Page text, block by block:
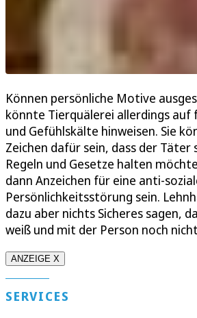
Können persönliche Motive
könnte Tierquälerei allerdings auf
und Gefühlskälte hinweisen. Sie
Zeichen dafür sein, dass der Täter
Regeln und Gesetze halten
dann Anzeichen für eine anti-
Persönlichkeitsstörung sein.
dazu aber nichts Sicheres sagen,
weiß und mit der Person noch
ANZEIGE X
SERVICES